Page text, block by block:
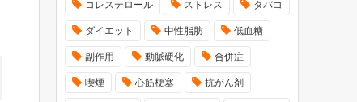
コレステロール ストレス タバコ
ダイエット 中性脂肪 低血糖
副作用 動脈硬化 合併症
喫煙 心筋梗塞 抗がん剤